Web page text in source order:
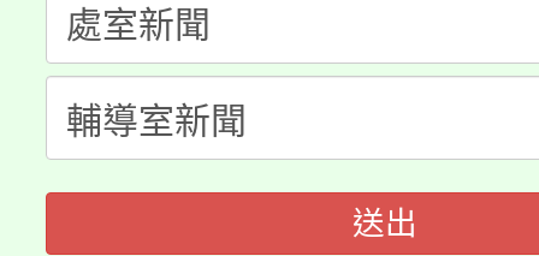
代理(課)教師甄選結果(
公告本校115學年度第
代理(課)教師甄選結果(
轉知中國文化大學推廣
《TA101》溝通分析基
程，歡迎學生輔導中心
送出